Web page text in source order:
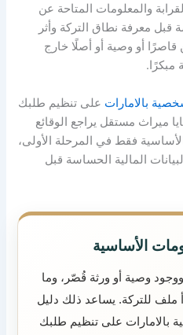
والمعلومات المتاحة عن
قبل معرفة نطاق التركة وأثر
أو وصية أو أصلًا خارج
مبكرًا.
بالامارات على تنظيم طلبك
ميراث مستقل يراجع الوقائع
فقط في المرحلة الأولى،
المالية الحساسة قبل
الأساسية
وصية أو ورثة قُصّر، وما
ملف للتركة. يساعد ذلك دليل
بالامارات على تنظيم طلبك